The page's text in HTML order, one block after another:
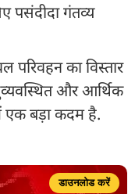
पसंदीदा गंतव्य
परिवहन का विस्तार
और आर्थिक
एक बड़ा कदम है.
डाउनलोड करें